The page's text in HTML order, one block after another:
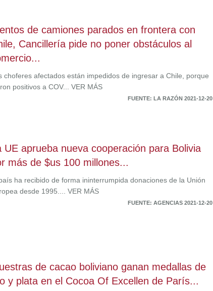
de camiones parados en frontera con
Cancillería pide no poner obstáculos al
choferes afectados están impedidos de ingresar a Chile, porque
positivos a COV... VER MÁS
FUENTE: LA RAZÓN 2021-12-20
UE aprueba nueva cooperación para Bolivia
más de $us 100 millones...
ha recibido de forma ininterrumpida donaciones de la Unión
desde 1995.... VER MÁS
FUENTE: AGENCIAS 2021-12-20
de cacao boliviano ganan medallas de
y plata en el Cocoa Of Excellen de París...